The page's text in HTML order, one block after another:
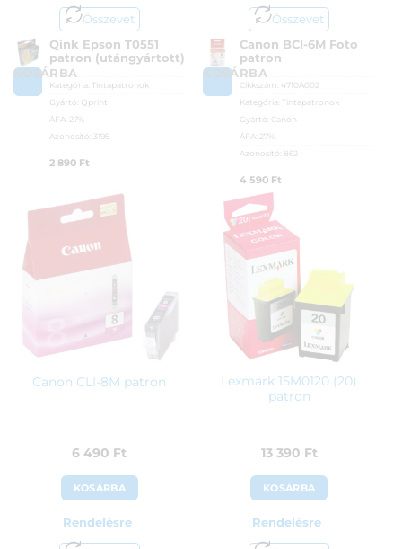
Összevet
KOSÁRBA
Qink Epson T0551
patron (utángyártott)
Kategória:
Tintapatronok
Gyártó: Qprint
ÁFA:
27%
Azonosító:
3195
2 890 Ft
Összevet
KOSÁRBA
Canon BCI-6M Foto
patron
Cikkszám: 4710A002
Kategória:
Tintapatronok
Gyártó: Canon
ÁFA:
27%
Azonosító: 862
4 590 Ft
Canon CLI-8M patron
6 490 Ft
KOSÁRBA
Rendelésre
Lexmark 15M0120 (20)
patron
13 390 Ft
KOSÁRBA
Rendelésre